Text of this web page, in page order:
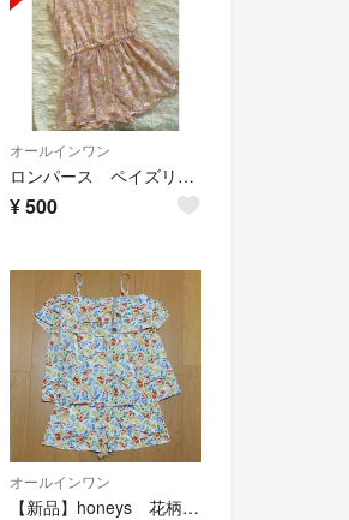
オールインワン
ロンパース ペイズリー柄 オールインワン
¥500
オールインワン
【新品】honeys 花柄オールインワン L